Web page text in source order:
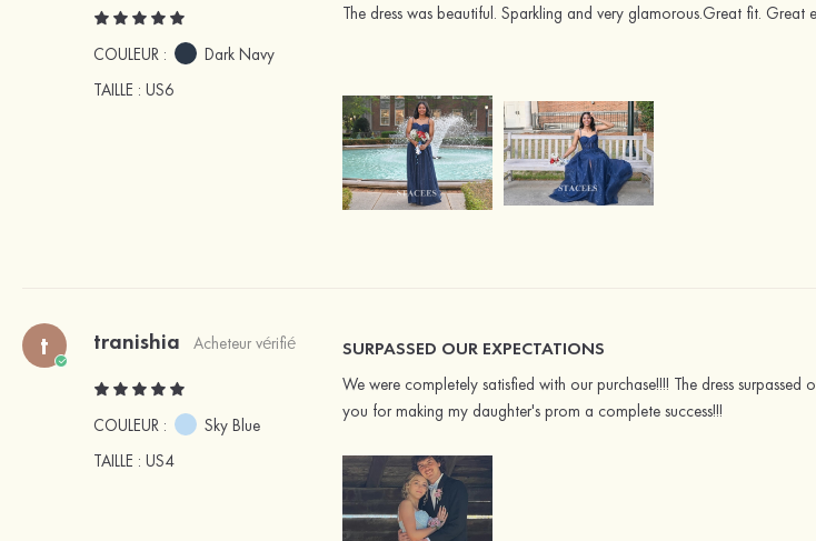
COULEUR :
Dark Navy
TAILLE : US6
The dress was beautiful. Sparkling and very glamorous.Great fit. Great
t tranishia Acheteur vérifié
COULEUR :
Sky Blue
TAILLE : US4
SURPASSED OUR EXPECTATIONS
We were completely satisfied with our purchase!!!! The dress
you for making my daughter's prom a complete success!!!